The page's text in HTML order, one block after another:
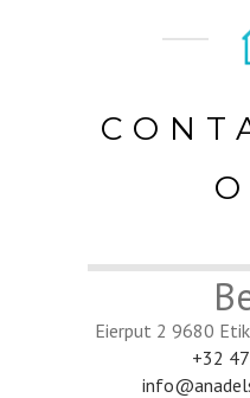
Eierput 2 9680
+32